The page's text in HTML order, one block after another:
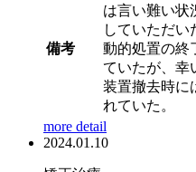
備考
は言い難い状
していただい
動的処置の終
ていたが、幸
装置撤去時に
れていた。
more detail
2024.01.10